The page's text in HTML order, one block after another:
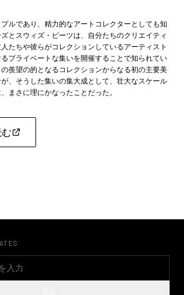
ルであり、精力的なアートコレクターとしても知
ズと スウィズ・ビーツは 、自分たちのクリエイティ
たちや彼らがコレクションしているアーティスト
プライベートな集いを開催することで知られてい
羨望の的となるコレクションからなる初の主要美
、そうした集いの集大成として、壮大なスケール
まさに理にかなったことだった。